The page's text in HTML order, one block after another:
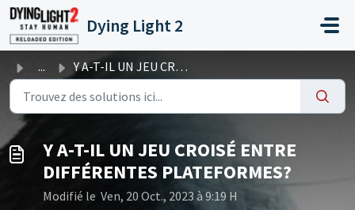
Passer au contenu principal
Dying Light 2
... Y A-T-IL UN JEU CROISÉ ENTRE DIFFÉRENTES PLATEFORMES?
Y A-T-IL UN JEU CROISÉ ENTRE
DIFFÉRENTES PLATEFORMES?
Modifié le Ven, 20 Oct., 2023 à 9:19 H